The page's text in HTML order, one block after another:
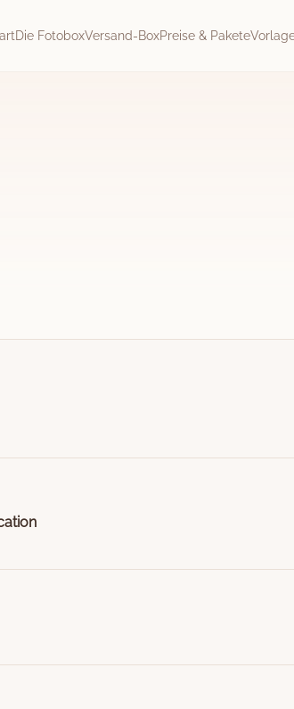
Die FotoboxVersand-BoxPreise & Pakete